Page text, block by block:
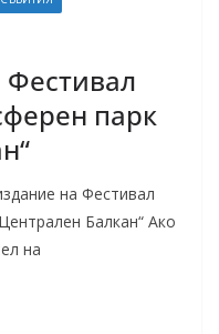
парк
на Фестивал
Балкан“ Ако
на